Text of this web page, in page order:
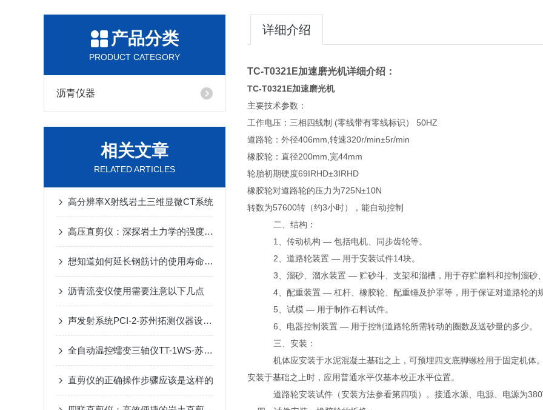
产品分类
PRODUCT CATEGORY
沥青仪器
相关文章
RELATED ARTICLES
高分辨率X射线岩土三维显微CT系统
高压直剪仪：深探岩土力学的强度标尺
想知道如何延长钢筋计的使用寿命不妨看看本篇吧
沥青流变仪使用需要注意以下几点
声发射系统PCI-2-苏州拓测仪器设备有限公司
全自动温控蠕变三轴仪TT-1WS-苏州拓测仪器设备有限公司
直剪仪的正确操作步骤应该是这样的
详细介绍
TC-T0321E加速磨光机详细介绍：
TC-T0321E加速磨光机
主要技术参数：
工作电压：三相四线制 (零线带有零线标识） 50HZ
道路轮：外径406mm,转速320r/min±5r/min
橡胶轮：直径200mm,宽44mm
轮胎初期硬度69IRHD±3IRHD
橡胶轮对道路轮的压力为725N±10N
转数为57600转（约3小时），能自动控制
二、结构：
1、传动机构 — 包括电机、同步齿轮等。
2、道路轮装置 — 用于安装试件14块。
3、溜砂、溜水装置 — 贮砂斗、支架和溜槽，用于存贮磨料和控制溜砂
4、配重装置 — 杠杆、橡胶轮、配重锤及护罩等，用于保证对道路轮的
5、试模 — 用于制作石料试件。
6、电器控制装置 — 用于控制道路轮所需转动的圈数及送砂量的多少。
三、安装：
机体应安装于水泥混凝土基础之上，可预埋四支底脚螺栓用于固定机
安装于基础之上时，应用普通水平仪基本校正水平位置。
道路轮安装试件（安装方法参看第四项）。接通水源、电源、电源为